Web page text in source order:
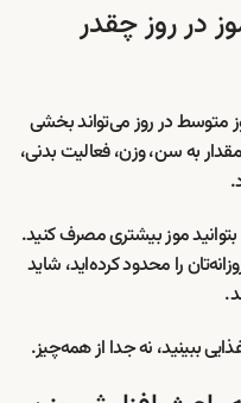
در روز چقدر
متوسط در روز می‌تواند بخشی
به سن، وزن، فعالیت بدنی،
موز بیشتری مصرف کنید.
را محدود کرده‌اید، شاید
ببینید، نه جدا از همه‌چیز.